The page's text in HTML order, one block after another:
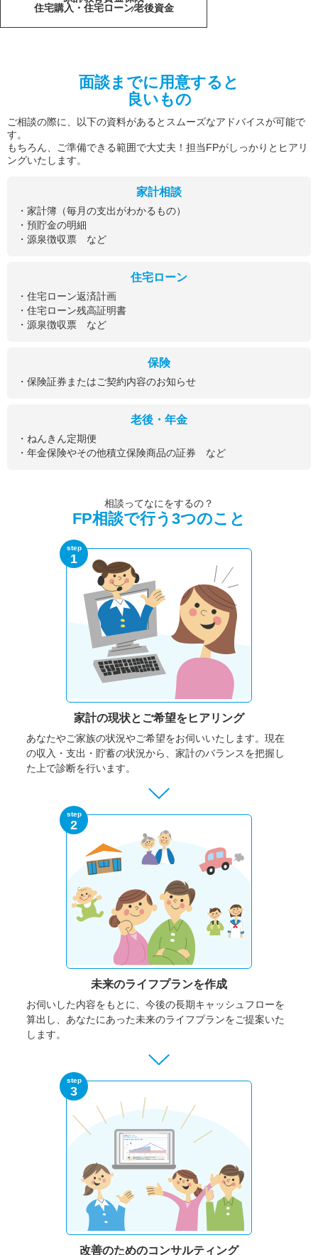
住宅購入・住宅ローン老後資金
面談までに用意すると
良いもの
ご相談の際に、以下の資料があるとスムーズなアドバイスが可能で
す。
もちろん、ご準備できる範囲で大丈夫！担当FPがしっかりとヒアリ
ングいたします。
家計相談
・家計簿（毎月の支出がわかるもの）
・預貯金の明細
・源泉徴収票 など
住宅ローン
・住宅ローン返済計画
・住宅ローン残高証明書
・源泉徴収票 など
保険
・保険証券またはご契約内容のお知らせ
老後・年金
・ねんきん定期便
・年金保険やその他積立保険商品の証券 など
相談ってなにをするの？
FP相談で行う3つのこと
step
1
家計の現状と ご希望をヒアリング
あなたやご家族の状況やご希望をお伺いいたします。 現在
の収入・支出・貯蓄の状況から、家計のバランスを把握し
た上で診断を行います。
step
2
未来のライフプランを作成
お伺いした内容をもとに、今後の長期キャッシュフローを
算出し、あなたにあった未来のライフプランをご提案いた
します。
step
3
改善のためのコンサルティング